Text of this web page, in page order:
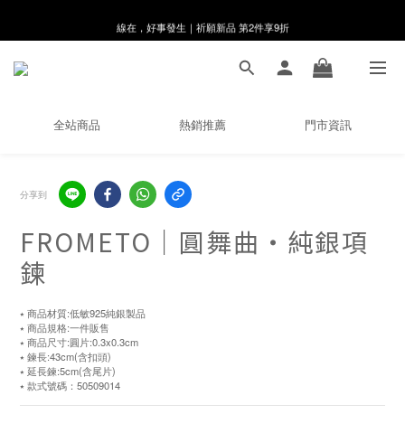
8月月初限定｜指定分類滿件88折！
🌸新會員限定🌸註冊送$100購物金
全站商品 熱銷推薦 門市資訊
分享到
FROMETO｜圓舞曲・純銀項
鍊
⭑ 商品材質:低敏925純銀製品
⭑ 商品規格:一件販售
⭑ 商品尺寸:圓片:0.3x0.3cm
⭑ 鍊長:43cm(含扣頭)
⭑ 延長鍊:5cm(含尾片)
⭑ 款式號碼：50509014